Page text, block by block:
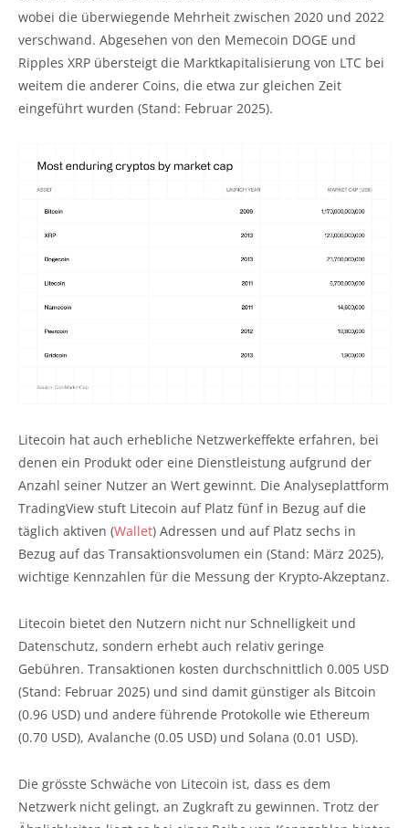
wobei die überwiegende Mehrheit zwischen 2020 und 2022
verschwand. Abgesehen von den Memecoin DOGE und
Ripples XRP übersteigt die Marktkapitalisierung von LTC bei
weitem die anderer Coins, die etwa zur gleichen Zeit
eingeführt wurden (Stand: Februar 2025).
Litecoin hat auch erhebliche Netzwerkeffekte erfahren, bei
denen ein Produkt oder eine Dienstleistung aufgrund der
Anzahl seiner Nutzer an Wert gewinnt. Die Analyseplattform
TradingView stuft Litecoin auf Platz fünf in Bezug auf die
täglich aktiven (Wallet) Adressen und auf Platz sechs in
Bezug auf das Transaktionsvolumen ein (Stand: März 2025),
wichtige Kennzahlen für die Messung der Krypto-Akzeptanz.
Litecoin bietet den Nutzern nicht nur Schnelligkeit und
Datenschutz, sondern erhebt auch relativ geringe
Gebühren. Transaktionen kosten durchschnittlich 0.005 USD
(Stand: Februar 2025) und sind damit günstiger als Bitcoin
(0.96 USD) und andere führende Protokolle wie Ethereum
(0.70 USD), Avalanche (0.05 USD) und Solana (0.01 USD).
Die grösste Schwäche von Litecoin ist, dass es dem
Netzwerk nicht gelingt, an Zugkraft zu gewinnen. Trotz der